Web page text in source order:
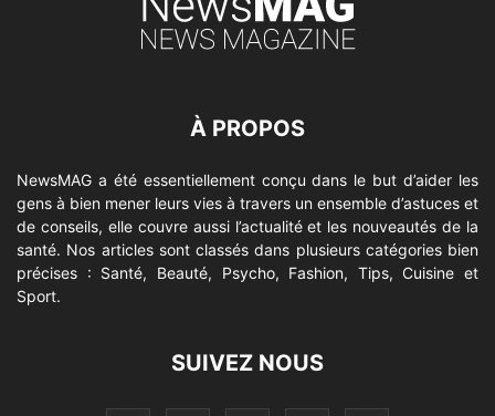
À PROPOS
NewsMAG a été essentiellement conçu dans le but d’aider les
gens à bien mener leurs vies à travers un ensemble d’astuces et
de conseils, elle couvre aussi l’actualité et les nouveautés de la
santé. Nos articles sont classés dans plusieurs catégories bien
précises : Santé, Beauté, Psycho, Fashion, Tips, Cuisine et
Sport.
SUIVEZ NOUS